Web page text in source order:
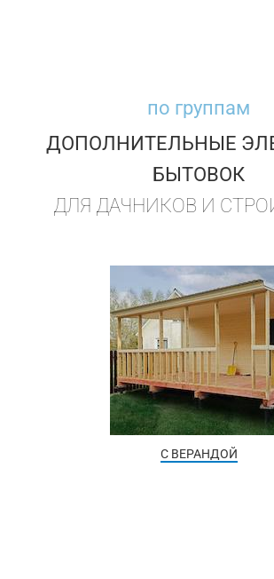
по группам
ДОПОЛНИТЕЛЬНЫЕ
БЫТОВОК
ДЛЯ ДАЧНИКОВ И
С ВЕРАНДОЙ